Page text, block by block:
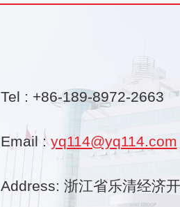
Tel : +86-189-8972-2663
Email :yq114@yq114.com
Address: 浙江省乐清经济